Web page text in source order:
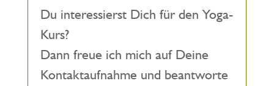
Du interessierst Dich für den Yoga-
Kurs?
Dann freue ich mich auf Deine
Kontaktaufnahme und beantworte